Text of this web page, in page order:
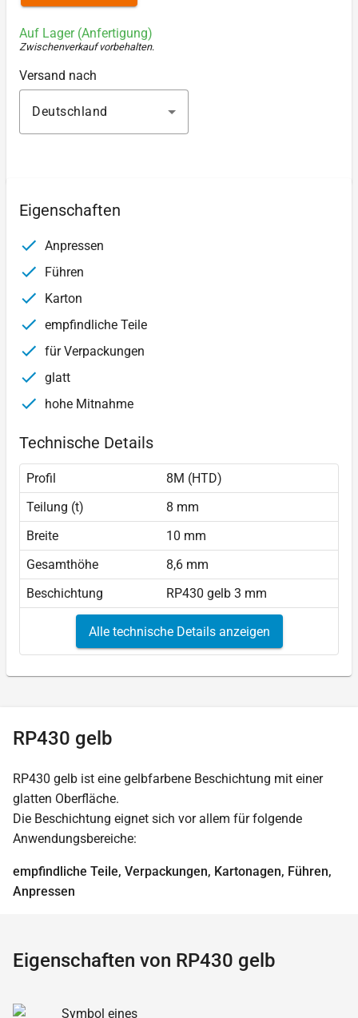
Auf Lager (Anfertigung)
Zwischenverkauf vorbehalten.
Versand nach
Deutschland
Eigenschaften
Anpressen
Führen
Karton
empfindliche Teile
für Verpackungen
glatt
hohe Mitnahme
Technische Details
Profil
8M (HTD)
Teilung (t)
8 mm
Breite
10 mm
Gesamthöhe
8,6 mm
Beschichtung
RP430 gelb 3 mm
Alle technische Details anzeigen
RP430 gelb
RP430 gelb ist eine gelbfarbene Beschichtung mit einer
glatten Oberfläche.
Die Beschichtung eignet sich vor allem für folgende
Anwendungsbereiche:
empfindliche Teile, Verpackungen, Kartonagen, Führen,
Anpressen
Eigenschaften von RP430 gelb